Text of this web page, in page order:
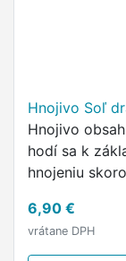
Hnojivo Soľ
Hnojivo
hodí sa k
hnojeniu
6,90 €
vrátane DPH